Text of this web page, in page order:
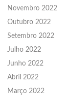
Novembro 2022
Outubro 2022
Setembro 2022
Julho 2022
Junho 2022
Abril 2022
Março 2022